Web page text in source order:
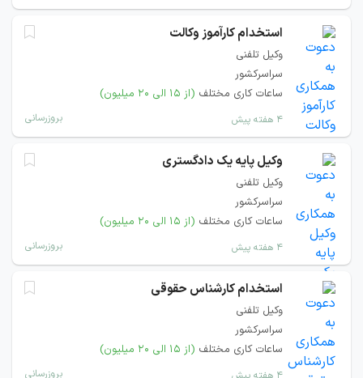
استخدام کارآموز وکالت
وکیل تلفنی
سراسرکشور
ساعات کاری مختلف (از ۱۵ الی ۲۰ میلیون)
۴ هفته پیش بروزرسانی
وکیل پایه یک دادگستری
وکیل تلفنی
سراسرکشور
ساعات کاری مختلف (از ۱۵ الی ۲۰ میلیون)
۴ هفته پیش بروزرسانی
استخدام کارشناس حقوقی
وکیل تلفنی
سراسرکشور
ساعات کاری مختلف (از ۱۵ الی ۲۰ میلیون)
بروزرسانی